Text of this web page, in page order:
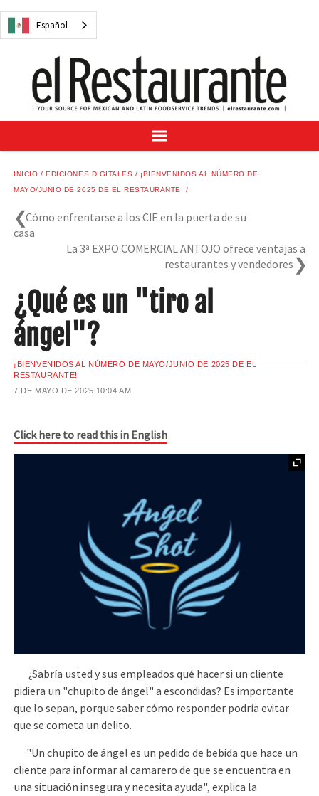
Español
NOTICIAS
RECETAS
GUÍA DEL COMPRADOR
SUSCRÍBASE A
CENTRO DE MUESTRAS
VINO/LICOR MEXICANO
INICIO EDICIONES DIGITALES
¡BIENVENIDOS AL NÚMERO DE
MAYO/JUNIO DE 2025 DE EL RESTAURANTE!
Cómo enfrentarse a los CIE en la puerta de su
casa
La 3ª EXPO COMERCIAL ANTOJO ofrece ventajas a
restaurantes y vendedores
¿Qué es un "tiro al
ángel"?
¡BIENVENIDOS AL NÚMERO DE MAYO/JUNIO DE 2025 DE EL
RESTAURANTE!
7 DE MAYO DE 2025 10:04 AM
Click here to read this in English
¿Sabría usted y sus empleados qué hacer si un cliente
pidiera un "chupito de ángel" a escondidas? Es importante
que lo sepan, porque saber cómo responder podría evitar
que se cometa un delito.
"Un chupito de ángel es un pedido de bebida que hace un
cliente para informar al camarero de que se encuentra en
una situación insegura y necesita ayuda", explica la